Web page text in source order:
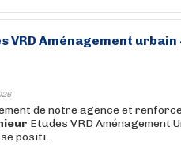
VRD Aménagement
de notre agence et
Etudes VRD Aménagement
positi...